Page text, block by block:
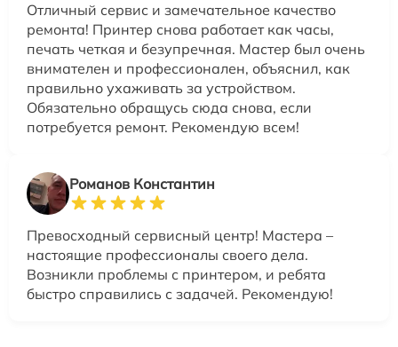
Отличный сервис и замечательное качество
ремонта! Принтер снова работает как часы,
печать четкая и безупречная. Мастер был очень
внимателен и профессионален, объяснил, как
правильно ухаживать за устройством.
Обязательно обращусь сюда снова, если
потребуется ремонт. Рекомендую всем!
Романов Константин
Превосходный сервисный центр! Мастера –
настоящие профессионалы своего дела.
Возникли проблемы с принтером, и ребята
быстро справились с задачей. Рекомендую!